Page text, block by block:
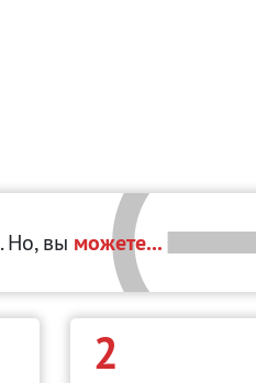
. Но, вы можете...
2